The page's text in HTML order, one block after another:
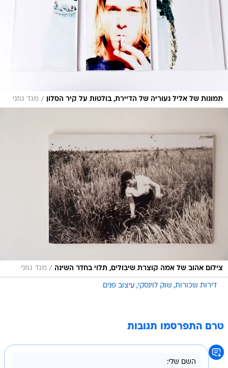
תמונות של אליל נעוריה של הדיירת, בולטות על קיר הסלון / מגד גוזני
צילום אהוב של אמה קוצרת שיבולים, תלוי בחדר השינה / מגד גוזני
דירות שכורות שוק לוינסקי עיצוב פנים
טרם התפרסמו תגובות